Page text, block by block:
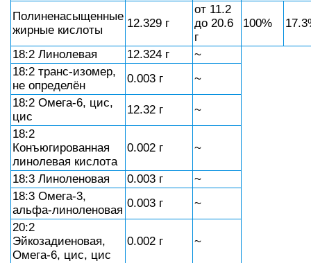
Полиненасыщенные
жирные кислоты
12.329 г
от 11.2
до 20.6
г
100%
18:2 Линолевая 12.324 г
~
18:2 транс-изомер,
не определён
0.003 г
~
18:2 Омега-6, цис,
цис
12.32 г
~
18:2
Конъюгированная
линолевая кислота
0.002 г ~
18:3 Линоленовая 0.003 г
~
18:3 Омега-3,
альфа-линоленовая
0.003 г
~
20:2
Эйкозадиеновая,
Омега-6, цис, цис
0.002 г ~